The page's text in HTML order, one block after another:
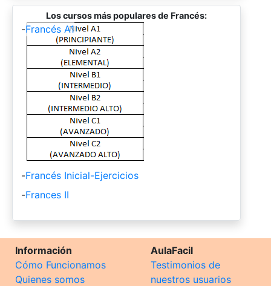
Los cursos más populares de Francés:
-Francés A1
-Francés Inicial-Ejercicios
-Frances II
Información
Cómo Funcionamos
Quienes somos
AulaFacil
Testimonios de
nuestros usuarios